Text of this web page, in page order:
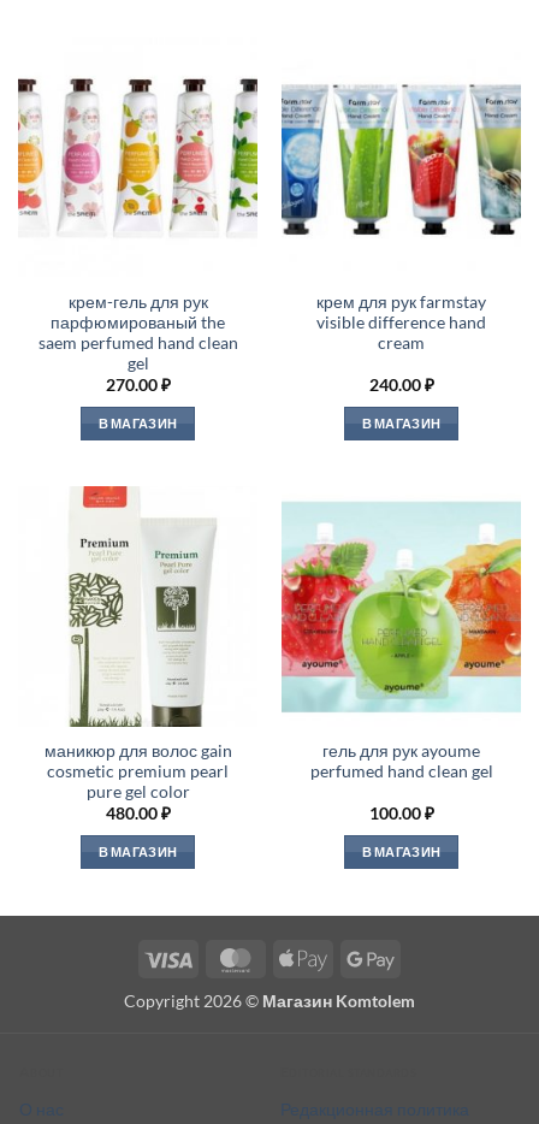
крем-гель для рук
парфюмированый the
saem perfumed hand clean
gel
270.00₽
В МАГАЗИН
крем для рук farmstay
visible difference hand
cream
240.00₽
В МАГАЗИН
маникюр для волос gain
cosmetic premium pearl
pure gel color
480.00₽
В МАГАЗИН
гель для рук ayoume
perfumed hand clean gel
100.00₽
В МАГАЗИН
Visa MasterCardApple
Google
Copyright 2026 © Магазин Komtolem
О нас Редакционная политика